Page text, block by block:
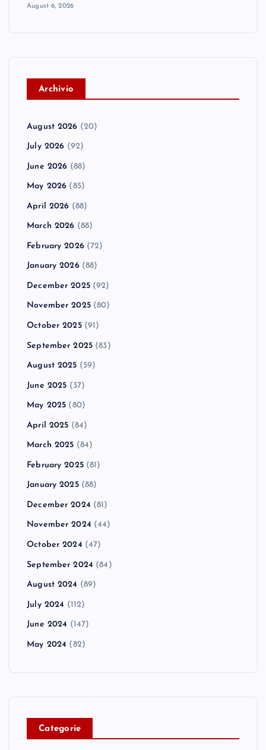
August 6, 2026
Archivio
August 2026 (20)
July 2026 (92)
June 2026 (88)
May 2026 (85)
April 2026 (88)
March 2026 (88)
February 2026(72)
January 2026(88)
December 2025(92)
November 2025(80)
October 2025(91)
September 2025 (83)
August 2025 (59)
June 2025 (37)
May 2025 (80)
April 2025 (84)
March 2025 (84)
February 2025(81)
January 2025(88)
December 2024 (81)
November 2024 (44)
October 2024 (47)
September 2024 (84)
August 2024 (89)
July 2024 (112)
June 2024 (147)
May 2024 (82)
Categorie